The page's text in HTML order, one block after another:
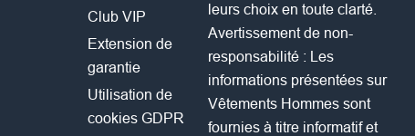
Club VIP
Extension de
garantie
Utilisation de
cookies GDPR
leurs choix en toute clarté.
Avertissement de non-
responsabilité : Les
informations présentées sur
Vêtements Hommes sont
fournies à titre informatif et